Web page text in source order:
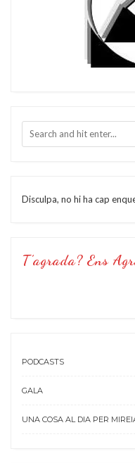
Disculpa, no hi ha cap
T’agrada? Ens
PODCASTS
GALA
UNA COSA AL DIA PER